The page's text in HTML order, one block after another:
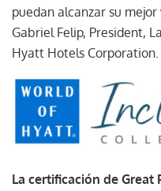
puedan alcanzar su mejor
Gabriel Felip, President,
Hyatt Hotels Corporation.
La certificación de